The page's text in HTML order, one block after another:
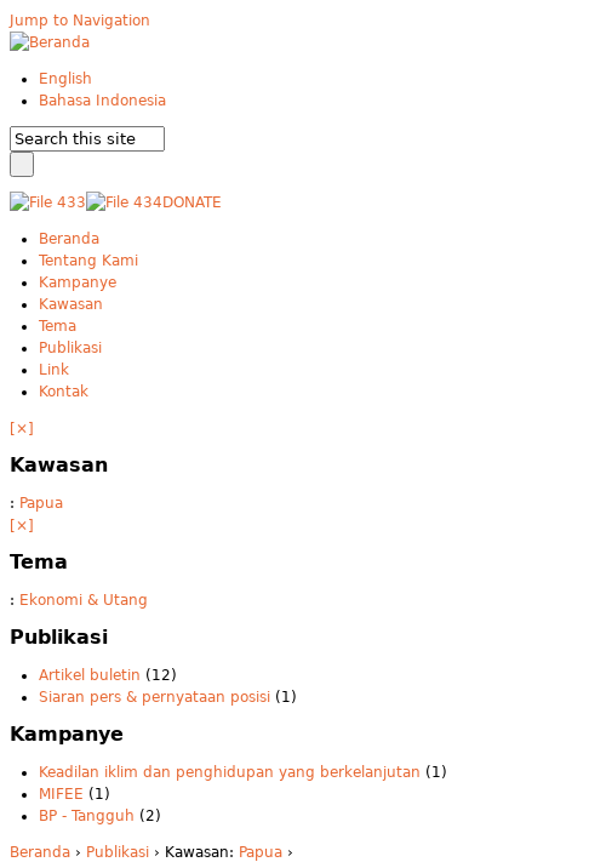
Jump to Navigation
English
Bahasa Indonesia
DONATE
Beranda
Tentang Kami
Kampanye
Kawasan
Tema
Publikasi
Link
Kontak
[×]
Kawasan
: Papua
[×]
Tema
: Ekonomi & Utang
Publikasi
Artikel buletin (12)
Siaran pers & pernyataan posisi (1)
Kampanye
Keadilan iklim dan penghidupan yang berkelanjutan (1)
MIFEE (1)
BP - Tangguh (2)
Beranda › Publikasi › Kawasan: Papua ›